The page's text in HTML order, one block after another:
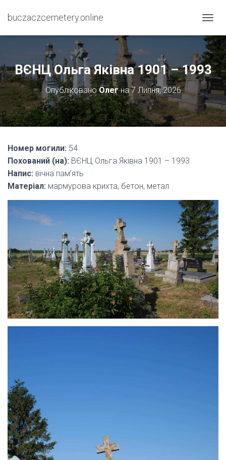
buczaczcemetery.online
Е
Р
Е
М
К
Н
У
Т
И
Н
ВЄНЦ Ольга Яківна 1901 – 1993
ОпублікованоОлегна7 Липня, 2026
Номер могили: 54
Похований (на): ВЄНЦ Ольга Яківна 1901 – 1993
Напис: вічна пам’ять
Матеріал: мармурова крихта, бетон, метал